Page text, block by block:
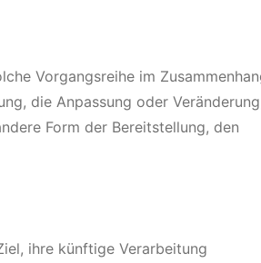
Vorgangsreihe im
die Anpassung oder
Form der Bereitstellung, den
ihre künftige Verarbeitung